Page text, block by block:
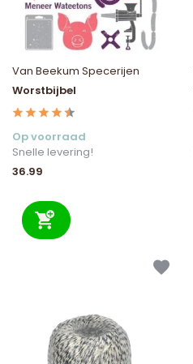
Van Beekum Specerijen
Worstbijbel
Op voorraad
Snelle levering!
36.99